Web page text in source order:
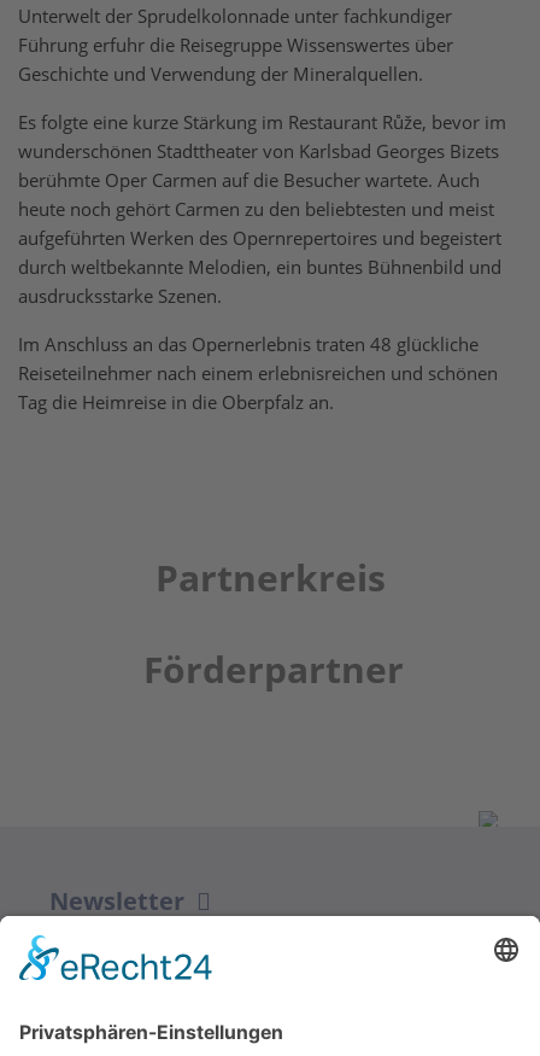
Unterwelt der Sprudelkolonnade unter fachkundiger
Führung erfuhr die Reisegruppe Wissenswertes über
Geschichte und Verwendung der Mineralquellen.
Es folgte eine kurze Stärkung im Restaurant Růže, bevor im
wunderschönen Stadttheater von Karlsbad Georges Bizets
berühmte Oper Carmen auf die Besucher wartete. Auch
heute noch gehört Carmen zu den beliebtesten und meist
aufgeführten Werken des Opernrepertoires und begeistert
durch weltbekannte Melodien, ein buntes Bühnenbild und
ausdrucksstarke Szenen.
Im Anschluss an das Opernerlebnis traten 48 glückliche
Reiseteilnehmer nach einem erlebnisreichen und schönen
Tag die Heimreise in die Oberpfalz an.
Partnerkreis
Förderpartner
Newsletter
ZUR ANMELDUNG